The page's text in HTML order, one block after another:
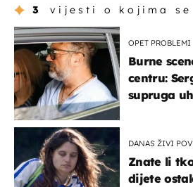
3 vijesti o kojima se
OPET PROBLEMI
Burne
centru:
supruga
DANAS ŽIVI
Znate li
dijete